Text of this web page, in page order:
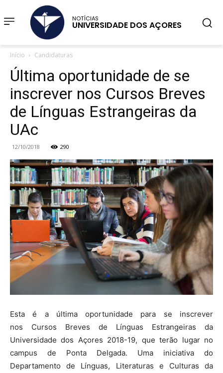
NOTÍCIAS
UNIVERSIDADE DOS AÇORES
Início Candidaturas
Última oportunidade de se
inscrever nos Cursos Breves
de Línguas Estrangeiras da
UAc
12/10/2018 290
Esta é a última oportunidade para se inscrever
nos Cursos Breves de Línguas Estrangeiras da
Universidade dos Açores 2018-19, que terão lugar no
campus de Ponta Delgada. Uma iniciativa do
Departamento de Línguas, Literaturas e Culturas da